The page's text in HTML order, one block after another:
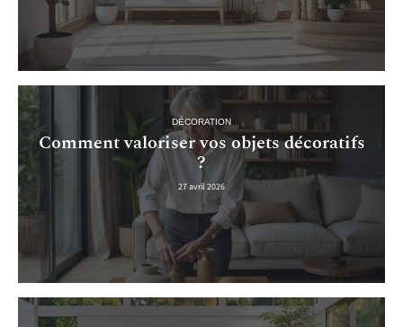
DÉCORATION
Comment valoriser vos objets décoratifs
?
27 avril 2026